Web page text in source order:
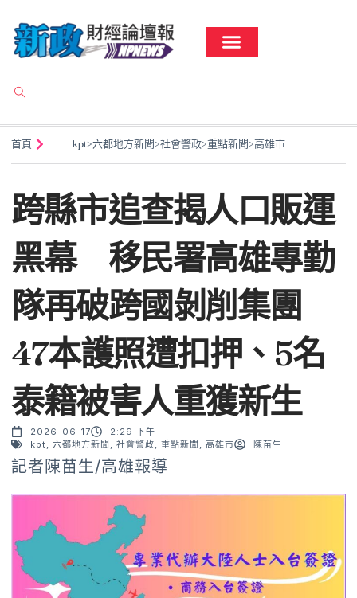
首頁 kpt>六都地方新聞>社會警政>重點新聞>高雄市
跨縣市追查揭人口販運
黑幕 移民署高雄專勤
隊再破跨國剝削集團
47本護照遭扣押、5名
泰籍被害人重獲新生
2026-06-17
2:29 下午
kpt
六都地方新聞 社會警政 重點新聞 高雄市 陳苗生
記者陳苗生/高雄報導